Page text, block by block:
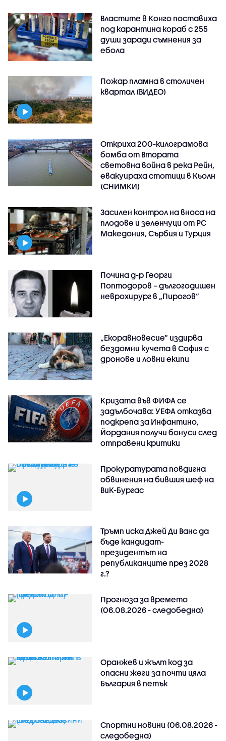
Властите в Конго поставиха
под карантина кораб с 255
души заради съмнения за
ебола
Пожар пламна в столичен
квартал (ВИДЕО)
Откриха 200-килограмова
бомба от Втората
световна война в река Рейн,
евакуираха стотици в Кьолн
(СНИМКИ)
Засилен контрол на вноса на
плодове и зеленчуци от РС
Македония, Сърбия и Турция
Почина д-р Георги
Поптодоров – дългогодишен
неврохирург в „Пирогов“
„Екоравновесие“ издирва
бездомни кучета в София с
дронове и ловни екипи
Кризата във ФИФА се
задълбочава: УЕФА отказва
подкрепа за Инфантино,
Йордания получи бонуси след
отправени критики
Прокуратурата повдигна
обвинения на бившия шеф на
ВиК-Бургас
Тръмп иска Джей Ди Ванс да
бъде кандидат-
президентът на
републиканците през 2028
г.?
Прогноза за времето
(06.08.2026 - следобедна)
Оранжев и жълт код за
опасни жеги за почти цяла
България в петък
Спортни новини (06.08.2026 -
следобедна)